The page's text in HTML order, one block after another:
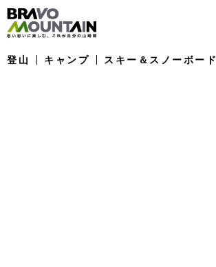
登山 キャンプ スキー＆スノーボード